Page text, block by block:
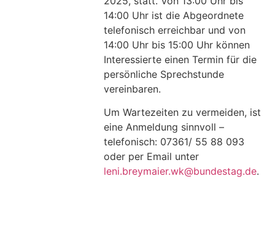
14:00 Uhr ist die Abgeordnete
telefonisch erreichbar und von
14:00 Uhr bis 15:00 Uhr können
Interessierte einen Termin für die
persönliche Sprechstunde
vereinbaren.
Um Wartezeiten zu vermeiden, ist
eine Anmeldung sinnvoll –
telefonisch: 07361/ 55 88 093
oder per Email unter
leni.breymaier.wk@bundestag.de.